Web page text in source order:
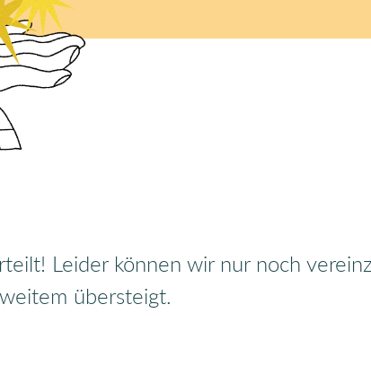
Leider können wir nur noch
übersteigt.